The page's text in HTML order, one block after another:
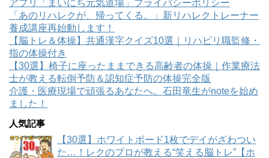
アプリ「まいにち元気道場」プライバシーポリシー
「あのリハレクが、帰ってくる。」新リハレクトレーナー
養成講座再始動します！
【脳トレ＆体操】共通漢字クイズ10選｜リハビリ職監修・
指の体操付き
【30選】椅子に座ったままできる高齢者の体操｜作業療法
士が教える転倒予防＆認知症予防の体操完全版
介護・医療現場で頑張るあなたへ。石田竜生がnoteを始め
ました！
人気記事
【30選】ホワイトボード1枚でデイがざわつい
た…！レクのプロが教える“笑える脳トレ”【ホ